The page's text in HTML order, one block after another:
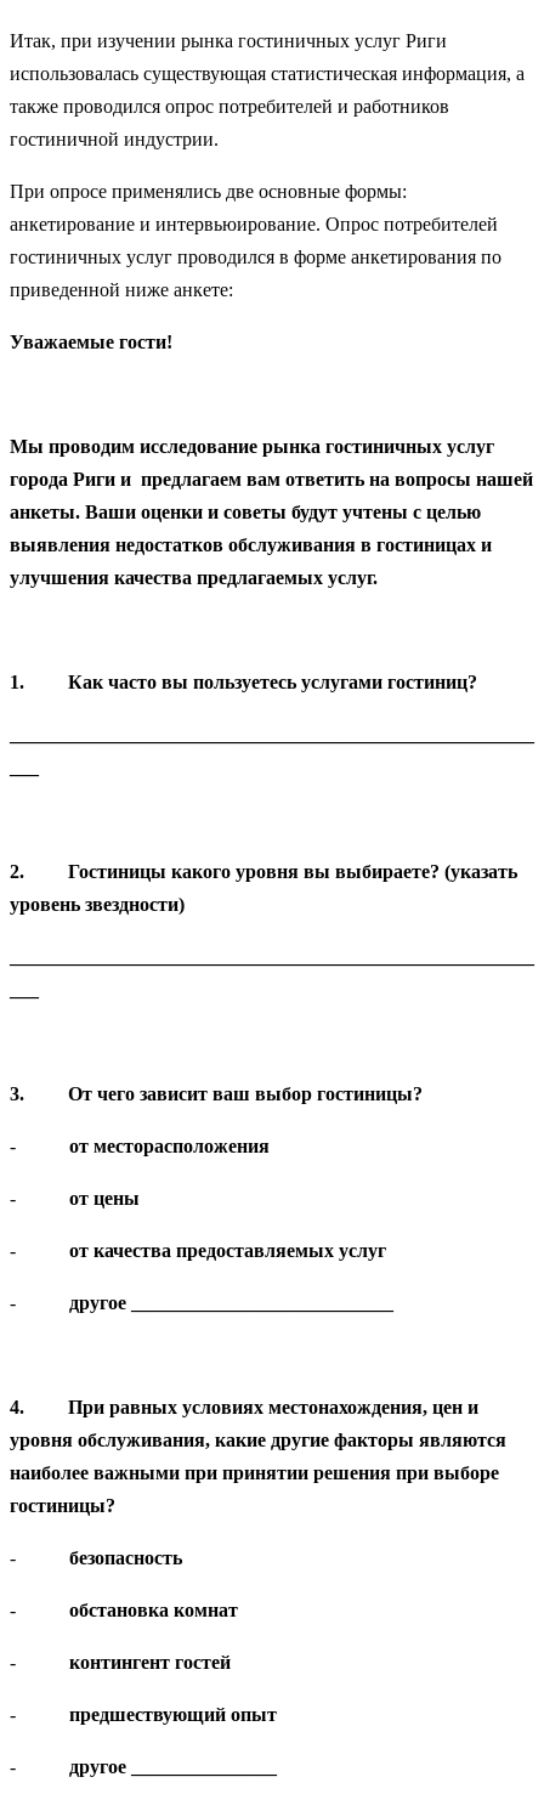
Итак, при изучении рынка гостиничных услуг Риги
использовалась существующая статистическая информация, а
также проводился опрос потребителей и работников
гостиничной индустрии.
При опросе применялись две основные формы:
анкетирование и интервьюирование. Опрос потребителей
гостиничных услуг проводился в форме анкетирования по
приведенной ниже анкете:
Уважаемые гости!
Мы проводим исследование рынка гостиничных услуг
города Риги и предлагаем вам ответить на вопросы нашей
анкеты. Ваши оценки и советы будут учтены с целью
выявления недостатков обслуживания в гостиницах и
улучшения качества предлагаемых услуг.
1. Как часто вы пользуетесь услугами гостиниц?
2. Гостиницы какого уровня вы выбираете? (указать
уровень звездности)
3. От чего зависит ваш выбор гостиницы?
- от месторасположения
- от цены
- от качества предоставляемых услуг
- другое ___________________________
4. При равных условиях местонахождения, цен и
уровня обслуживания, какие другие факторы являются
наиболее важными при принятии решения при выборе
гостиницы?
- безопасность
- обстановка комнат
- контингент гостей
- предшествующий опыт
- другое _______________